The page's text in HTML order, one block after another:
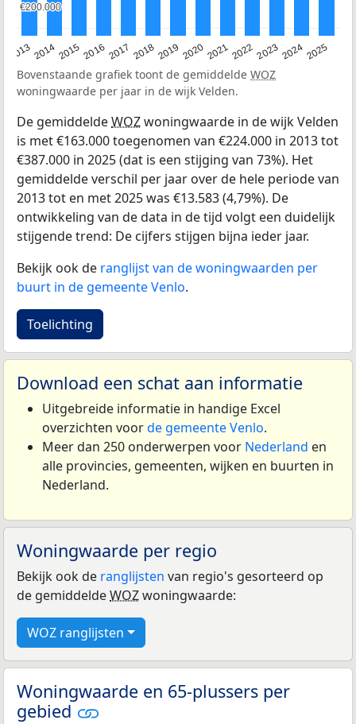
20132014201520162017 20182019 202020212022202320242025
€200.000
€200.000
Bovenstaande grafiek toont de gemiddelde WOZ
woningwaarde per jaar in de wijk Velden.
De gemiddeldeWOZwoningwaarde in de wijk Velden
is met €163.000 toegenomen van €224.000 in 2013 tot
€387.000 in 2025 (dat is een stijging van 73%). Het
gemiddelde verschil per jaar over de hele periode van
2013 tot en met 2025 was €13.583 (4,79%). De
ontwikkeling van de data in de tijd volgt een duidelijk
stijgende trend: De cijfers stijgen bijna ieder jaar.
Bekijk ook de ranglijst van de woningwaarden per
buurt in de gemeente Venlo.
Toelichting
Download een schat aan informatie
Uitgebreide informatie in handige Excel
overzichten voorde gemeente Venlo.
Meer dan 250 onderwerpen voor Nederland en
alle provincies, gemeenten, wijken en buurten in
Nederland.
Woningwaarde per regio
Bekijk ook de ranglijsten van regio's gesorteerd op
de gemiddeldeWOZwoningwaarde:
WOZ ranglijsten
Woningwaarde en 65-plussers per
gebied